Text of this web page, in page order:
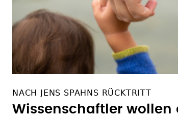
NACH JENS SPAHNS RÜCKTRITT
Wissenschaftler wollen